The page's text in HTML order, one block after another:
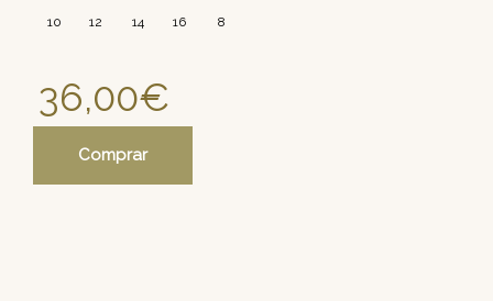
10 12 14 16 8
36,00€
Comprar